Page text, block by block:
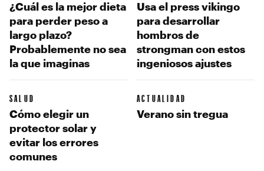
¿Cuál es la mejor dieta
para perder peso a
largo plazo?
Probablemente no sea
la que imaginas
Usa el press vikingo
para desarrollar
hombros de
strongman con estos
ingeniosos ajustes
SALUD
Cómo elegir un
protector solar y
evitar los errores
comunes
ACTUALIDAD
Verano sin tregua